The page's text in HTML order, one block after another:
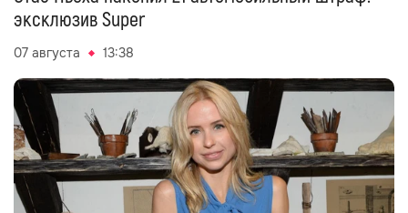
эксклюзив Super
07 августа 13:38